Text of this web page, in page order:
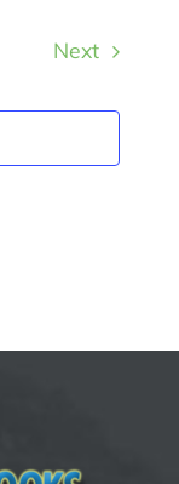
NextEvents